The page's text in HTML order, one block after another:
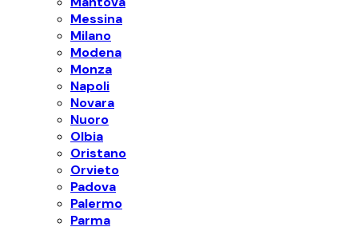
Messina
Milano
Modena
Monza
Napoli
Novara
Nuoro
Olbia
Oristano
Orvieto
Padova
Palermo
Parma